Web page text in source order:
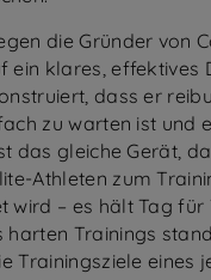
die Gründer von
ein klares, effektives
dass er
zu warten ist und
das gleiche Gerät,
Athleten zum
wird – es hält Tag für
harten Trainings
Trainingsziele eines